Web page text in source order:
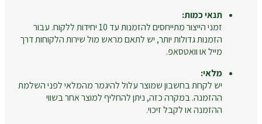
תנאי כמות:
זמני הייצור מתייחסים להזמנות עד 10 יחידות ללקוח. עבור
הזמנות גדולות יותר, יש לתאם מראש מול שירות הלקוחות דרך
מייל או וואטסאפ.
מלאי:
יש לקחת בחשבון שמוצר עלול להיגמר מהמלאי לפני השלמת
ההזמנה. במקרה כזה, ניתן להחליף למוצר אחר בשווי
ההזמנה או לקבל זיכוי.